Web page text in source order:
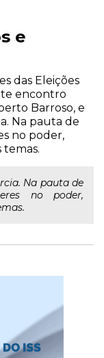
e
das Eleições
encontro
Barroso, e
Na pauta de
no poder,
Na pauta de
no poder,